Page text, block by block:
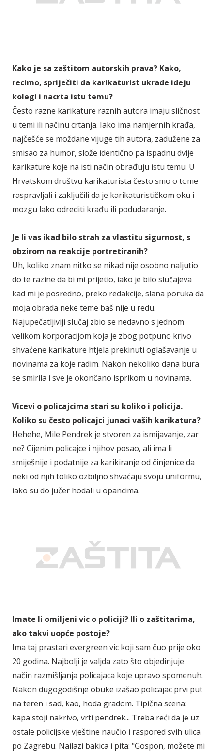
Kako je sa zaštitom autorskih prava? Kako,
recimo, spriječiti da karikaturist ukrade ideju
kolegi i nacrta istu temu?
Često razne karikature raznih autora imaju sličnost
u temi ili načinu crtanja. Iako ima namjernih krađa,
najčešće se moždane vijuge tih autora, zadužene za
smisao za humor, slože identično pa ispadnu dvije
karikature koje na isti način obrađuju istu temu. U
Hrvatskom društvu karikaturista često smo o tome
raspravljali i zaključili da je karikaturističkom oku i
mozgu lako odrediti krađu ili podudaranje.
Je li vas ikad bilo strah za vlastitu sigurnost, s
obzirom na reakcije portretiranih?
Uh, koliko znam nitko se nikad nije osobno naljutio
do te razine da bi mi prijetio, iako je bilo slučajeva
kad mi je posredno, preko redakcije, slana poruka da
moja obrada neke teme baš nije u redu.
Najupečatljiviji slučaj zbio se nedavno s jednom
velikom korporacijom koja je zbog potpuno krivo
shvaćene karikature htjela prekinuti oglašavanje u
novinama za koje radim. Nakon nekoliko dana bura
se smirila i sve je okončano isprikom u novinama.
Vicevi o policajcima stari su koliko i policija.
Koliko su često policajci junaci vaših karikatura?
Hehehe, Mile Pendrek je stvoren za ismijavanje, zar
ne? Cijenim policajce i njihov posao, ali ima li
smiješnije i podatnije za karikiranje od činjenice da
neki od njih toliko ozbiljno shvaćaju svoju uniformu,
iako su do jučer hodali u opancima.
Imate li omiljeni vic o policiji? Ili o zaštitarima,
ako takvi uopće postoje?
Ima taj prastari evergreen vic koji sam čuo prije oko
20 godina. Najbolji je valjda zato što objedinjuje
način razmišljanja policajaca koje upravo spomenuh.
Nakon dugogodišnje obuke izašao policajac prvi put
na teren i sad, kao, hoda gradom. Tipična scena:
kapa stoji nakrivo, vrti pendrek... Treba reći da je uz
ostale policijske vještine naučio i raspored svih ulica
po Zagrebu. Nailazi bakica i pita: "Gospon, možete mi